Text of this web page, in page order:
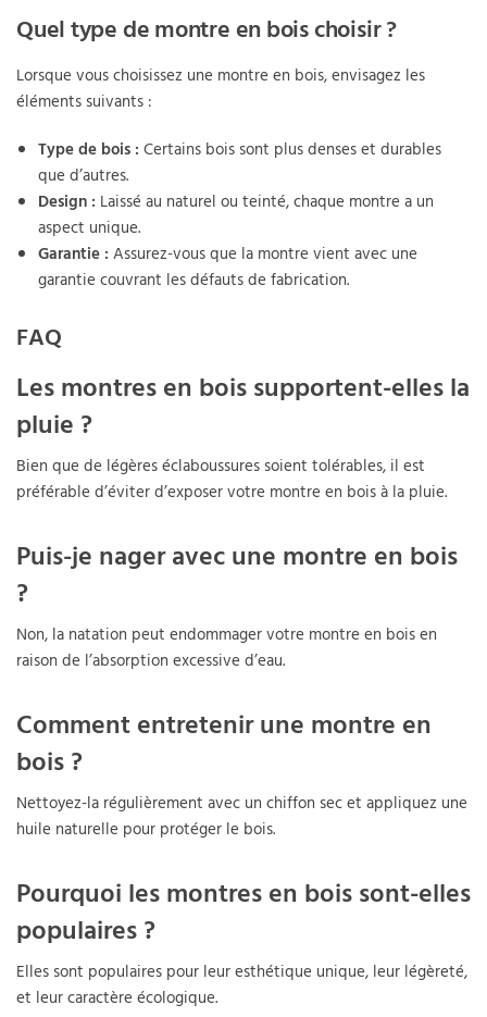
Quel type de montre en bois choisir ?
Lorsque vous choisissez une montre en bois, envisagez les
éléments suivants :
Type de bois :Certains bois sont plus denses et durables
que d’autres.
Design : Laissé au naturel ou teinté, chaque montre a un
aspect unique.
Garantie :Assurez-vous que la montre vient avec une
garantie couvrant les défauts de fabrication.
FAQ
Les montres en bois supportent-elles la
pluie ?
Bien que de légères éclaboussures soient tolérables, il est
préférable d’éviter d’exposer votre montre en bois à la pluie.
Puis-je nager avec une montre en bois
?
Non, la natation peut endommager votre montre en bois en
raison de l’absorption excessive d’eau.
Comment entretenir une montre en
bois ?
Nettoyez-la régulièrement avec un chiffon sec et appliquez une
huile naturelle pour protéger le bois.
Pourquoi les montres en bois sont-elles
populaires ?
Elles sont populaires pour leur esthétique unique, leur légèreté,
et leur caractère écologique.